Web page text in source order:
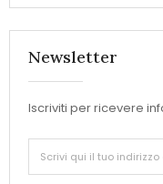
Newsletter
Iscriviti per ricevere